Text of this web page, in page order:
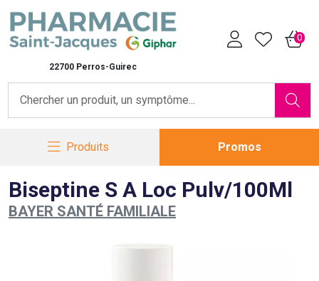
22700 Perros-Guirec
0
Produits Promos
Biseptine S A Loc Pulv/100Ml
BAYER SANTÉ FAMILIALE